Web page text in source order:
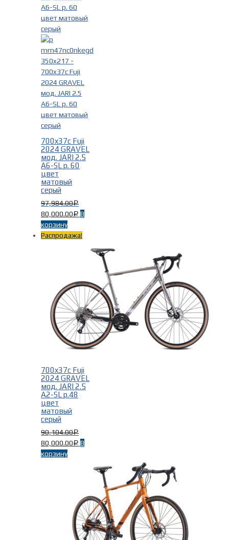
700x37c Fuji
2024 GRAVEL
мод. JARI 2.5
A6-SL р. 60
цвет
матовый
серый
97,984.00Р
80,000.00 Р В
корзину
Распродажа!
700x37c Fuji
2024 GRAVEL
мод. JARI 2.5
A2-SL р.48
цвет
матовый
серый
90,104.00Р
80,000.00 Р В
корзину